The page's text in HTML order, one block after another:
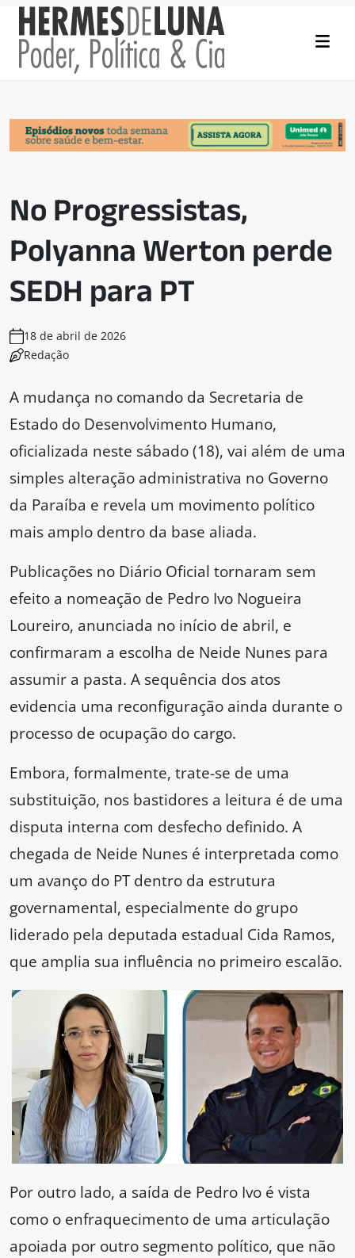
No Progressistas,
Polyanna Werton perde
SEDH para PT
18 de abril de 2026
Redação
A mudança no comando da Secretaria de
Estado do Desenvolvimento Humano,
oficializada neste sábado (18), vai além de uma
simples alteração administrativa no Governo
da Paraíba e revela um movimento político
mais amplo dentro da base aliada.
Publicações no Diário Oficial tornaram sem
efeito a nomeação de Pedro Ivo Nogueira
Loureiro, anunciada no início de abril, e
confirmaram a escolha de Neide Nunes para
assumir a pasta. A sequência dos atos
evidencia uma reconfiguração ainda durante o
processo de ocupação do cargo.
Embora, formalmente, trate-se de uma
substituição, nos bastidores a leitura é de uma
disputa interna com desfecho definido. A
chegada de Neide Nunes é interpretada como
um avanço do PT dentro da estrutura
governamental, especialmente do grupo
liderado pela deputada estadual Cida Ramos,
que amplia sua influência no primeiro escalão.
Por outro lado, a saída de Pedro Ivo é vista
como o enfraquecimento de uma articulação
apoiada por outro segmento político, que não